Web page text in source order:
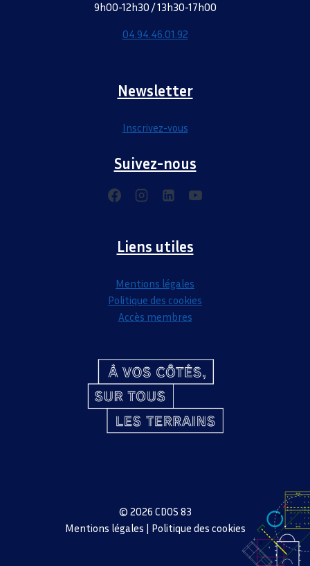
9h00-12h30 / 13h30-17h00
04.94.46.01.92
Newsletter
Inscrivez-vous
Suivez-nous
Liens utiles
Mentions légales
Politique des cookies
Accès membres
© 2026 CDOS 83
Mentions légales | Politique des cookies